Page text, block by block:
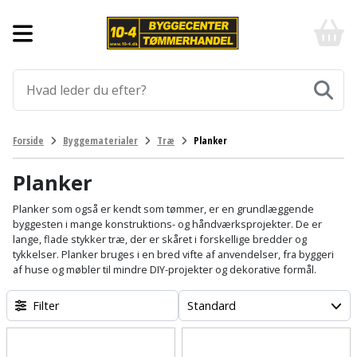
Aluprofiler
Armering
Befæstigelse
Bordplade
Byggeplader
Bygningsbeslag
Gulve
Fliser
og
klinker
Gulvtilbehør
Gulvunderlag
Gulvvarme
Laminatgulv
Værktøj
Afmærkning
Arbejdsbuk
Arbejdsvogn
Båndstrammer
Elværktøj
Afkortersav
Afstandsmåler
Arbejdslamper
Havemaskiner
Brændekløver
Buskrydder
Dykpumpe
Hus,
have
og
fritid
-
billigt
og
Klik
Forside Byggematerialer Træ Planker
Planker
Planker som også er kendt som tømmer, er en grundlæggende
byggesten i mange konstruktions- og håndværksprojekter. De er
lange, flade stykker træ, der er skåret i forskellige bredder og
tykkelser. Planker bruges i en bred vifte af anvendelser, fra byggeri
af huse og møbler til mindre DIY-projekter og dekorative formål.
Filter Standard